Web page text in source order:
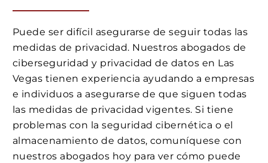
Puede ser difícil asegurarse de seguir todas las
medidas de privacidad. Nuestros abogados de
ciberseguridad y privacidad de datos en Las
Vegas tienen experiencia ayudando a empresas
e individuos a asegurarse de que siguen todas
las medidas de privacidad vigentes. Si tiene
problemas con la seguridad cibernética o el
almacenamiento de datos, comuníquese con
nuestros abogados hoy para ver cómo puede